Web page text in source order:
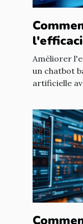
chatbot
Améliorer
un chatbot
artificielle